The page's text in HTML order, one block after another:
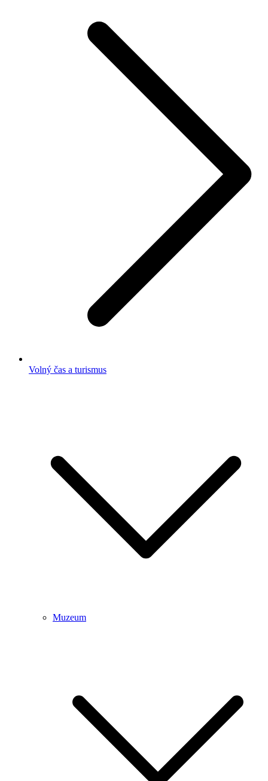
Volný čas a turismus
Muzeum